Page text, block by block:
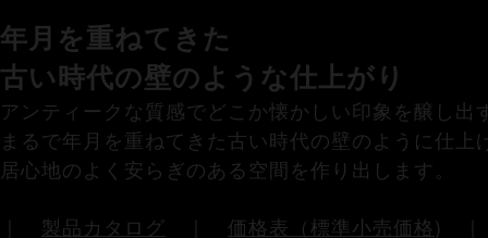
年月を重ねてきた
古い時代の壁のような仕上がり
アンティークな質感でどこか懐かしい印象を醸し出
まるで年月を重ねてきた古い時代の壁のように仕上
居心地のよく安らぎのある空間を作り出します。
製品カタログ 価格表（標準小売価格)